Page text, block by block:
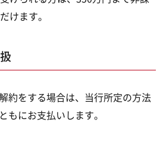
けます。
約をする場合は、当行所定の方法
もにお支払いします。